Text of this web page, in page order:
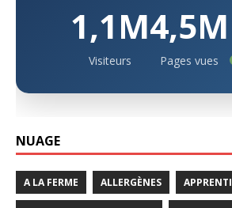
1,1M
Visiteurs
4,5M
Pages vues
NUAGE
A LA FERME ALLERGÈNES APPRENTI